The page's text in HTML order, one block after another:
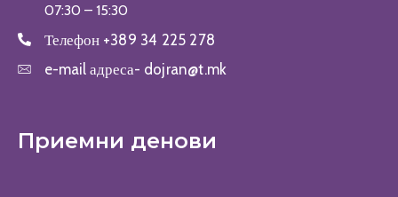
07:30 – 15:30
Телефон +389 34 225 278
e-mail адреса- dojran@t.mk
Приемни денови